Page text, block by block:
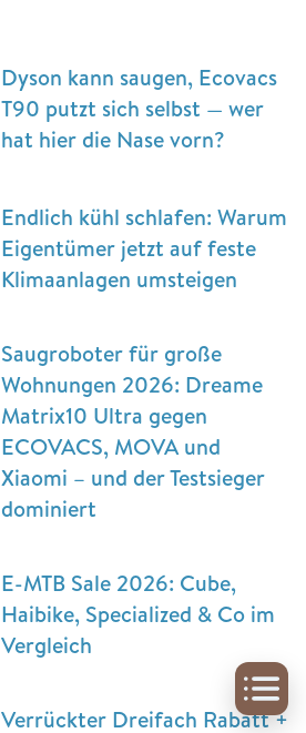
Dyson kann saugen, Ecovacs
T90 putzt sich selbst — wer
hat hier die Nase vorn?
Endlich kühl schlafen: Warum
Eigentümer jetzt auf feste
Klimaanlagen umsteigen
Saugroboter für große
Wohnungen 2026: Dreame
Matrix10 Ultra gegen
ECOVACS, MOVA und
Xiaomi – und der Testsieger
dominiert
E-MTB Sale 2026: Cube,
Haibike, Specialized & Co im
Vergleich
Verrückter Dreifach Rabatt +